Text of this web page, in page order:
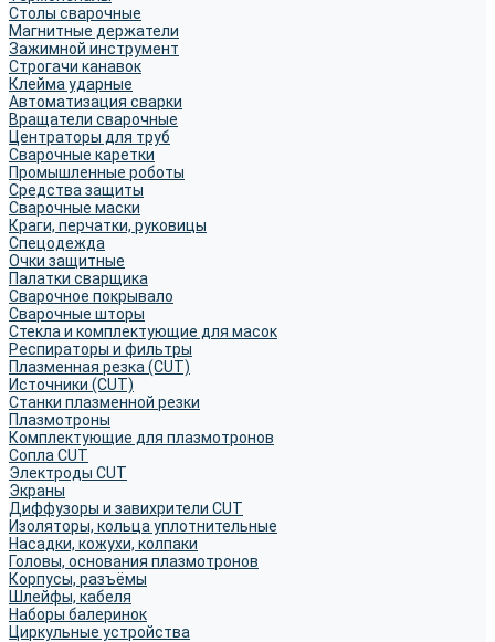
Столы сварочные
Магнитные держатели
Зажимной инструмент
Строгачи канавок
Клейма ударные
Автоматизация сварки
Вращатели сварочные
Центраторы для труб
Сварочные каретки
Промышленные роботы
Средства защиты
Сварочные маски
Краги, перчатки, руковицы
Спецодежда
Очки защитные
Палатки сварщика
Сварочное покрывало
Сварочные шторы
Стекла и комплектующие для масок
Респираторы и фильтры
Плазменная резка (CUT)
Источники (CUT)
Станки плазменной резки
Плазмотроны
Комплектующие для плазмотронов
Сопла CUT
Электроды CUT
Экраны
Диффузоры и завихрители CUT
Изоляторы, кольца уплотнительные
Насадки, кожухи, колпаки
Головы, основания плазмотронов
Корпусы, разъёмы
Шлейфы, кабеля
Наборы балеринок
Циркульные устройства